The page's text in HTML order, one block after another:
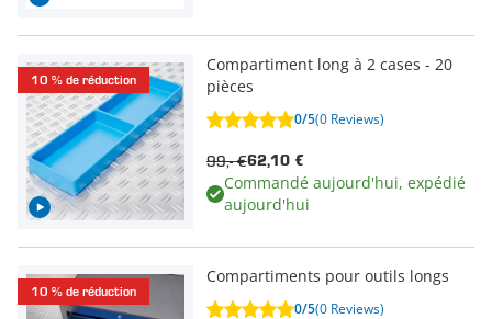
10 % de réduction
Compartiment long à 2 cases - 20
pièces
0/5(0 Reviews)
62,10 €
99,- €
Commandé aujourd'hui, expédié
aujourd'hui
10 % de réduction
Compartiments pour outils longs
0/5(0 Reviews)